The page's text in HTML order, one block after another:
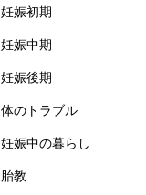
妊娠初期
妊娠中期
妊娠後期
体のトラブル
妊娠中の暮らし
胎教